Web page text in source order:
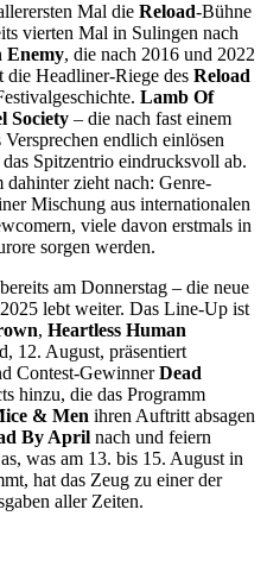
Mal die Reload-Bühne
vierten Mal in Sulingen nach
Enemy, die nach 2016 und 2022
Headliner-Riege des Reload
Lamb Of
Society – die nach fast einem
endlich einlösen
Spitzentrio eindrucksvoll ab.
dahinter zieht nach: Genre-
Mischung aus internationalen
viele davon erstmals in
sorgen werden.
am Donnerstag – die neue
lebt weiter. Das Line-Up ist
, Heartless Human
12. August, präsentiert
Contest-GewinnerDead
hinzu, die das Programm
& Men ihren Auftritt absagen
By Aprilnach und feiern
was am 13. bis 15. August in
hat das Zeug zu einer der
aller Zeiten.